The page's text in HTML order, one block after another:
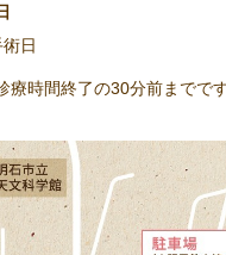
日
時間終了の30分前までです